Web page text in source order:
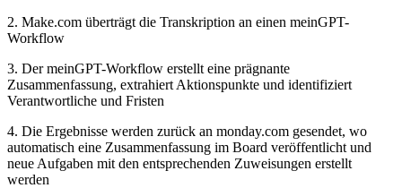
2. Make.com überträgt die Transkription an einen meinGPT-
Workflow
3. Der meinGPT-Workflow erstellt eine prägnante
Zusammenfassung, extrahiert Aktionspunkte und identifiziert
Verantwortliche und Fristen
4. Die Ergebnisse werden zurück an monday.com gesendet, wo
automatisch eine Zusammenfassung im Board veröffentlicht und
neue Aufgaben mit den entsprechenden Zuweisungen erstellt
werden